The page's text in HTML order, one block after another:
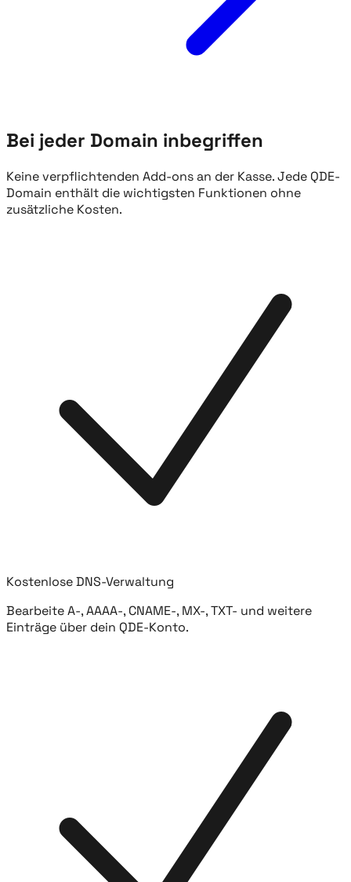
Bei jeder Domain inbegriffen
Keine verpflichtenden Add-ons an der Kasse. Jede QDE-
Domain enthält die wichtigsten Funktionen ohne
zusätzliche Kosten.
Kostenlose DNS-Verwaltung
Bearbeite A-, AAAA-, CNAME-, MX-, TXT- und weitere
Einträge über dein QDE-Konto.